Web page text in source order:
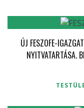
ÚJ FESZOFE-
NYITVATARTÁSA.